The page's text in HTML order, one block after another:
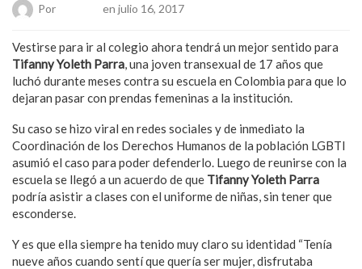
Por en julio 16, 2017
Vestirse para ir al colegio ahora tendrá un mejor sentido para
Tifanny Yoleth Parra, una joven transexual de 17 años que
luchó durante meses contra su escuela en Colombia para que lo
dejaran pasar con prendas femeninas a la institución.
Su caso se hizo viral en redes sociales y de inmediato la
Coordinación de los Derechos Humanos de la población LGBTI
asumió el caso para poder defenderlo. Luego de reunirse con la
escuela se llegó a un acuerdo de que Tifanny Yoleth Parra
podría asistir a clases con el uniforme de niñas, sin tener que
esconderse.
Y es que ella siempre ha tenido muy claro su identidad “Tenía
nueve años cuando sentí que quería ser mujer, disfrutaba